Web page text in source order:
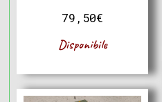
79,50€
Disponibile